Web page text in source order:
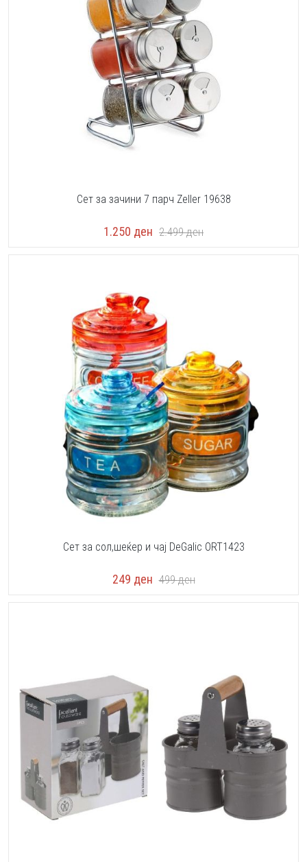
Сет за зачини 7 парч Zeller 19638
1.250 ден 2.499ден
Сет за сол,шеќер и чај DeGalic ORT1423
249 ден 499ден